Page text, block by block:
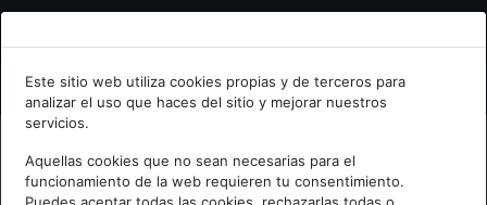
Bienvenid@ a psiquiatria.com
Escribe tu Email
Accede o regístrate con tu email.
Este sitio web utiliza cookies propias y de terceros para
analizar el uso que haces del sitio y mejorar nuestros
servicios.
Aquellas cookies que no sean necesarias para el
funcionamiento de la web requieren tu consentimiento.